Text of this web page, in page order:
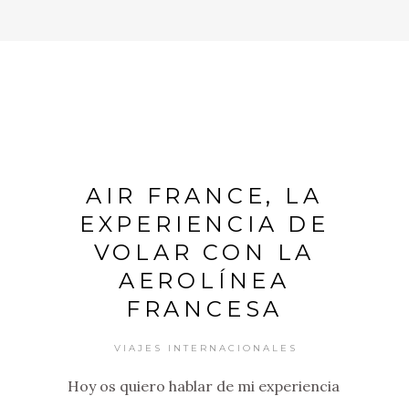
AIR FRANCE, LA
EXPERIENCIA DE
VOLAR CON LA
AEROLÍNEA
FRANCESA
VIAJES INTERNACIONALES
Hoy os quiero hablar de mi experiencia